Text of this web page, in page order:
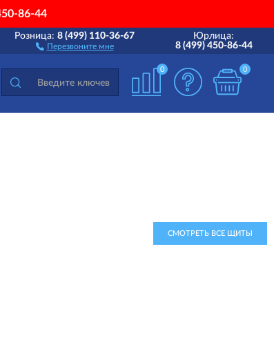
86-44
ДОСТАВИМ ПО ВСЕЙ РОССИИ
Розница:8 (499) 110-36-67
Перезвоните мне
Юрлица:
8 (499) 450-86-44
0 0
СМОТРЕТЬ ВСЕ ЩИТЫ